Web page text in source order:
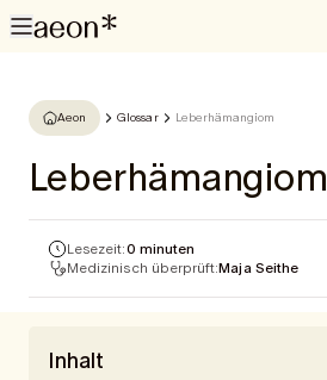
Aeon Glossar Leberhämangiom
Leberhämangiom
Lesezeit:0 minuten
Medizinisch überprüft:Maja Seithe
Inhalt